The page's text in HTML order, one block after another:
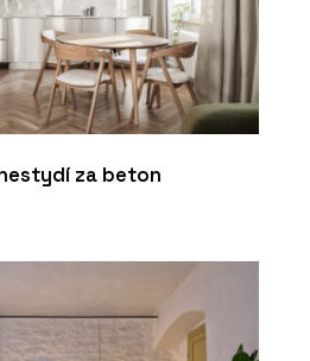
za beton